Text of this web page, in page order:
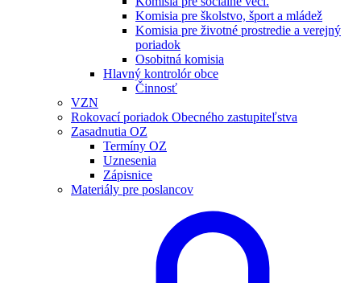
Komisia pre školstvo, šport a mládež
Komisia pre životné prostredie a verejný
poriadok
Osobitná komisia
Hlavný kontrolór obce
Činnosť
VZN
Rokovací poriadok Obecného zastupiteľstva
Zasadnutia OZ
Termíny OZ
Uznesenia
Zápisnice
Materiály pre poslancov